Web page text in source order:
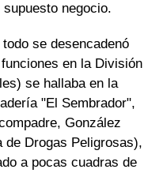
negocio.
se desencadenó
en la División
se hallaba en la
"El Sembrador",
González
de Drogas Peligrosas),
a pocas cuadras de